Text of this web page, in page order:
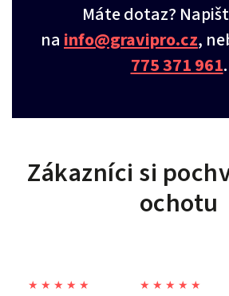
Máte dotaz?
na info@gravipro.cz,
775 371 961.
Zákazníci si
ochotu
★ ★ ★ ★ ★ ★ ★ ★ ★ ★